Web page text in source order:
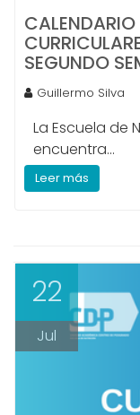
CALENDARIO
SEGUNDO
Guillermo Silva
La Escuela de
encuentra...
Leer más
22
Jul